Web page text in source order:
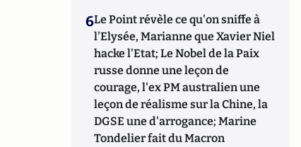
6Le Point révèle ce qu'on sniffe à
l'Elysée, Marianne que Xavier Niel
hacke l'Etat; Le Nobel de la Paix
russe donne une leçon de
courage, l'ex PM australien une
leçon de réalisme sur la Chine, la
DGSE une d'arrogance; Marine
Tondelier fait du Macron